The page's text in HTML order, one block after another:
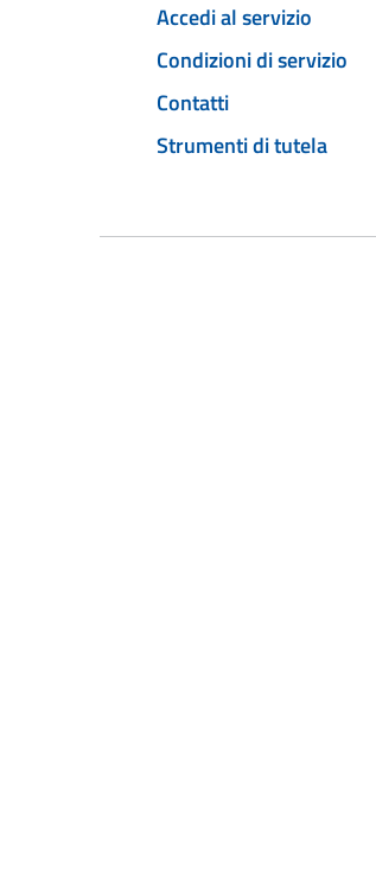
Accedi al servizio
Condizioni di servizio
Contatti
Strumenti di tutela